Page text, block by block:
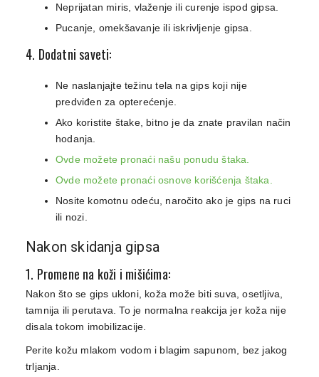
Neprijatan miris, vlaženje ili curenje ispod gipsa.
Pucanje, omekšavanje ili iskrivljenje gipsa.
4. Dodatni saveti:
Ne naslanjajte težinu tela na gips koji nije
predviđen za opterećenje.
Ako koristite štake, bitno je da znate pravilan način
hodanja.
Ovde možete pronaći našu ponudu štaka.
Ovde možete pronaći osnove korišćenja štaka.
Nosite komotnu odeću, naročito ako je gips na ruci
ili nozi.
Nakon skidanja gipsa
1. Promene na koži i mišićima:
Nakon što se gips ukloni, koža može biti suva, osetljiva,
tamnija ili perutava. To je normalna reakcija jer koža nije
disala tokom imobilizacije.
Perite kožu mlakom vodom i blagim sapunom, bez jakog
trljanja.